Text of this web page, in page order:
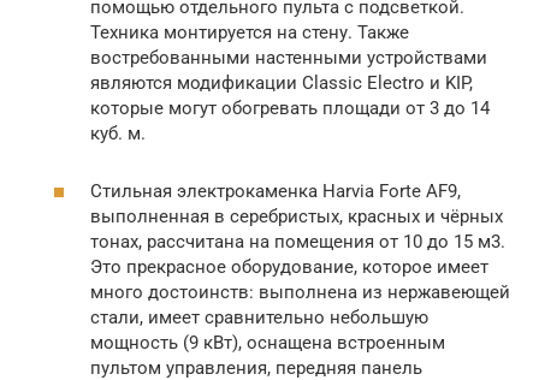
помощью отдельного пульта с подсветкой.
Техника монтируется на стену. Также
востребованными настенными устройствами
являются модификации Classic Electro и KIP,
которые могут обогревать площади от 3 до 14
куб. м.
Стильная электрокаменка Harvia Forte AF9,
выполненная в серебристых, красных и чёрных
тонах, рассчитана на помещения от 10 до 15 м3.
Это прекрасное оборудование, которое имеет
много достоинств: выполнена из нержавеющей
стали, имеет сравнительно небольшую
мощность (9 кВт), оснащена встроенным
пультом управления, передняя панель